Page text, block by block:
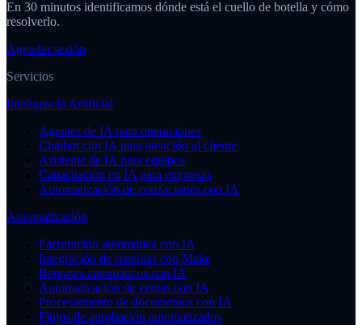
En 30 minutos identificamos dónde está el cuello de botella y cómo
resolverlo.
Agendar sesión
Servicios
Inteligencia Artificial
Agentes de IA para operaciones
Chatbot con IA para atención al cliente
Asistente de IA para equipos
Capacitación en IA para empresas
Automatización de cotizaciones con IA
Automatización
Facturación automática con IA
Integración de sistemas con Make
Reportes automáticos con IA
Automatización de ventas con IA
Procesamiento de documentos con IA
Flujos de aprobación automatizados